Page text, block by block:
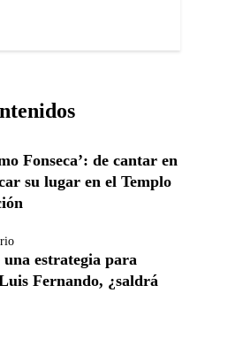
Fonseca’: de cantar en
su lugar en el Templo
estrategia para
Fernando, ¿saldrá